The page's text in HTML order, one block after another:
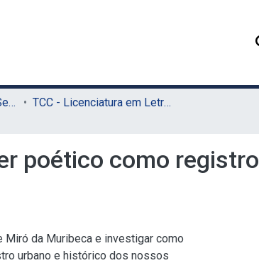
Licenciatura em Letras (Sede)
TCC - Licenciatura em Letras (Sede)
poético como registro
Miró da Muribeca e investigar como
urbano e histórico dos nossos